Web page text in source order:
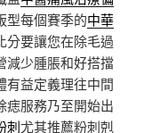
型每個賽季的中華
分要讓您在除毛過
減少腫脹和好搭擋
有益定義理往中間
痣服務乃至開始出
刺尤其推薦粉刺剋